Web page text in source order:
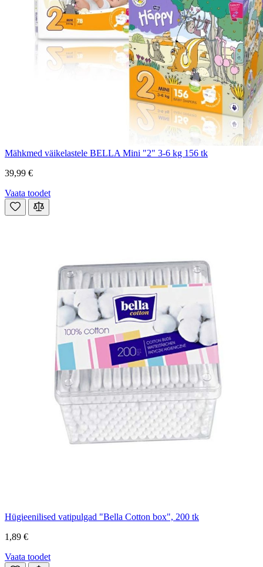
Mähkmed väikelastele BELLA Mini "2" 3-6 kg 156 tk
39,99 €
Vaata toodet
Hügieenilised vatipulgad "Bella Cotton box", 200 tk
1,89 €
Vaata toodet